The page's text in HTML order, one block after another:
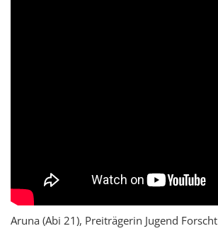
Aruna (Abi 21), Preiträgerin Jugend Forscht